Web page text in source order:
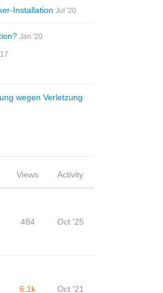
Installation Jul '20
Jan '20
wegen Verletzung
Views Activity
484 Oct '25
6.1k Oct '21